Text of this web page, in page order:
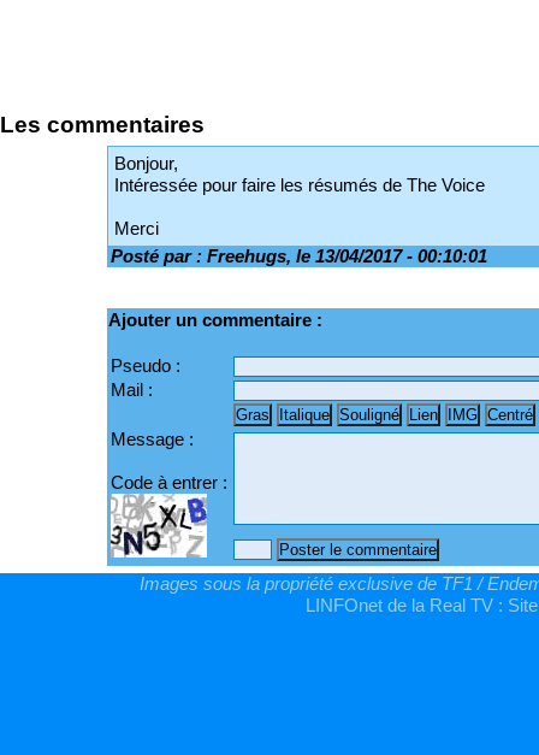
Les commentaires
Bonjour,
Intéressée pour faire les résumés de The Voice
Merci
Posté par : Freehugs, le 13/04/2017 - 00:10:01
Ajouter un commentaire :
Pseudo :
Mail :
Message :
Code à entrer :
Images sous la propriété exclusive de TF1 /
LINFOnet de la Real TV :